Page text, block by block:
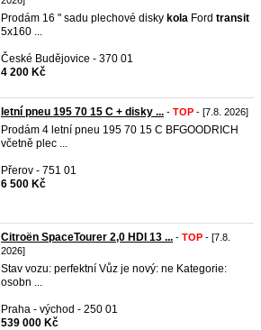
Prodám 16 " sadu plechové disky kola Ford transit
5x160 ...
České Budějovice - 370 01
4 200 Kč
letní pneu 195 70 15 C + disky ... - TOP - [7.8. 2026]
Prodám 4 letní pneu 195 70 15 C BFGOODRICH
včetně plec ...
Přerov - 751 01
6 500 Kč
Citroën SpaceTourer 2,0 HDI 13 ... - TOP - [7.8.
2026]
Stav vozu: perfektní Vůz je nový: ne Kategorie:
osobn ...
Praha - východ - 250 01
539 000 Kč